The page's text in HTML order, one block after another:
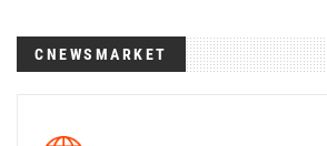
CNEWSMARKET